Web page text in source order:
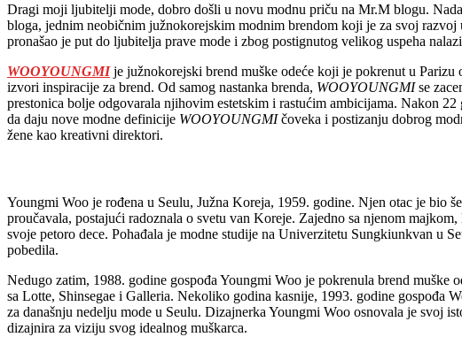
Dragi moji ljubitelji mode, dobro došli u novu modnu priču na Mr.M blogu.
bloga, jednim neobičnim južnokorejskim modnim brendom koji je za svoj
pronašao je put do ljubitelja prave mode i zbog postignutog velikog uspeha
WOOYOUNGMIje južnokorejski brend muške odeće koji je pokrenut u
izvori inspiracije za brend. Od samog nastanka brenda, WOOYOUNGMIse
prestonica bolje odgovarala njihovim estetskim i rastućim ambicijama. Nakon
da daju nove modne definicije WOOYOUNGMIčoveka i postizanju dobrog
žene kao kreativni direktori.
Youngmi Woo je rođena u Seulu, Južna Koreja, 1959. godine. Njen otac je bio
proučavala, postajući radoznala o svetu van Koreje. Zajedno sa njenom
svoje petoro dece. Pohađala je modne studije na Univerzitetu Sungkiunkvan u
pobedila.
Nedugo zatim, 1988. godine gospođa Youngmi Woo je pokrenula brend
sa Lotte, Shinsegae i Galleria. Nekoliko godina kasnije, 1993. godine gospođa
za današnju nedelju mode u Seulu. Dizajnerka Youngmi Woo osnovala je svoj
dizajnira za viziju svog idealnog muškarca.